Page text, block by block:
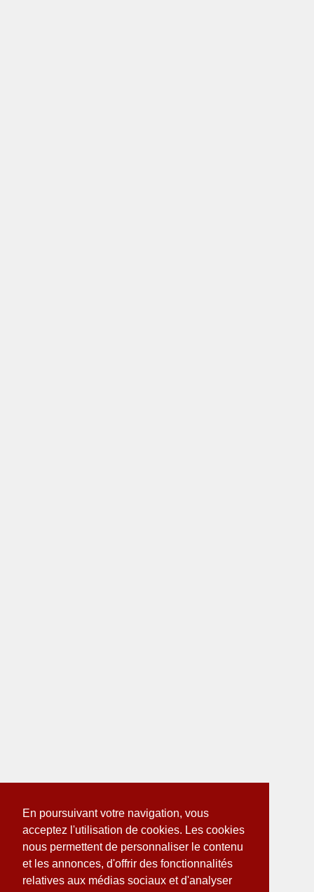
En poursuivant votre navigation, vous
acceptez l'utilisation de cookies. Les cookies
nous permettent de personnaliser le contenu
et les annonces, d'offrir des fonctionnalités
relatives aux médias sociaux et d'analyser